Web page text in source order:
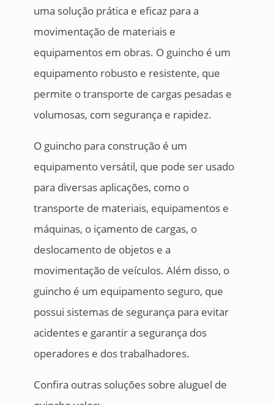
uma solução prática e eficaz para a
movimentação de materiais e
equipamentos em obras. O guincho é um
equipamento robusto e resistente, que
permite o transporte de cargas pesadas e
volumosas, com segurança e rapidez.
O guincho para construção é um
equipamento versátil, que pode ser usado
para diversas aplicações, como o
transporte de materiais, equipamentos e
máquinas, o içamento de cargas, o
deslocamento de objetos e a
movimentação de veículos. Além disso, o
guincho é um equipamento seguro, que
possui sistemas de segurança para evitar
acidentes e garantir a segurança dos
operadores e dos trabalhadores.
Confira outras soluções sobre aluguel de